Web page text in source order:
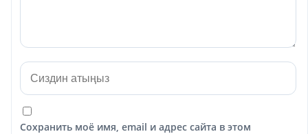
Сохранить моё имя, email и адрес сайта в этом